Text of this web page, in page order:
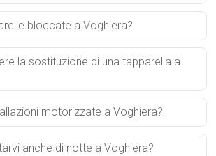
bloccate a Voghiera?
la sostituzione di una tapparella a
motorizzate a Voghiera?
anche di notte a Voghiera?